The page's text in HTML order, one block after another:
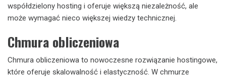
współdzielony hosting i oferuje większą niezależność, ale
może wymagać nieco większej wiedzy technicznej.
Chmura obliczeniowa
Chmura obliczeniowa to nowoczesne rozwiązanie hostingowe,
które oferuje skalowalność i elastyczność. W chmurze